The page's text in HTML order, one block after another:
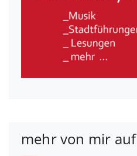
mehr von mir auf